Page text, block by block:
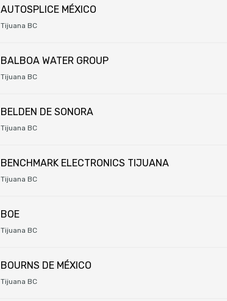
AUTOSPLICE MÉXICO
Tijuana BC
BALBOA WATER GROUP
Tijuana BC
BELDEN DE SONORA
Tijuana BC
BENCHMARK ELECTRONICS TIJUANA
Tijuana BC
BOE
Tijuana BC
BOURNS DE MÉXICO
Tijuana BC